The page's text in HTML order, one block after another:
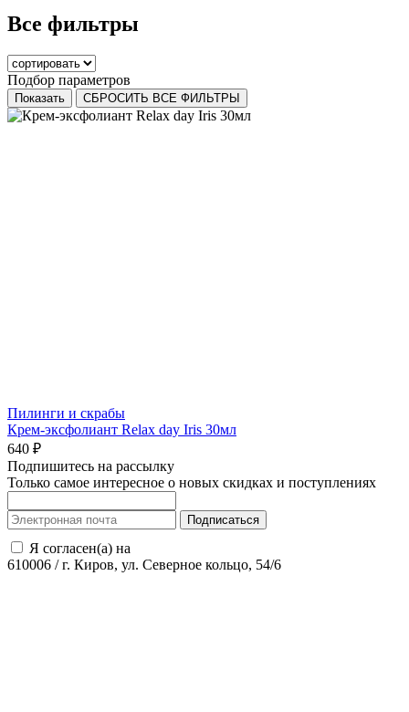
Все фильтры
Подбор параметров
Пилинги и скрабы
Крем-эксфолиант Relax day Iris 30мл
640 ₽
Подпишитесь на рассылку
Только самое интересное о новых скидках и поступлениях
Подписаться
Я согласен(а) на
610006 /г. Киров, ул. Северное кольцо, 54/6